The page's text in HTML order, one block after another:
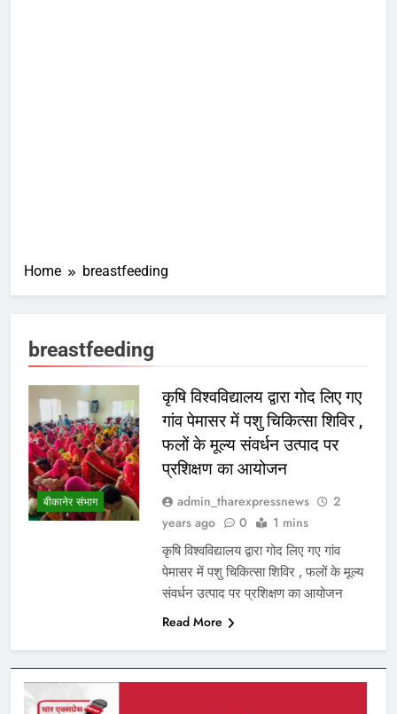
Home breastfeeding
breastfeeding
बीकानेर संभाग
कृषि विश्वविद्यालय द्वारा गोद लिए गए
गांव पेमासर में पशु चिकित्सा शिविर ,
फलों के मूल्य संवर्धन उत्पाद पर
प्रशिक्षण का आयोजन
admin_tharexpressnews
2
years ago
0 1 mins
कृषि विश्वविद्यालय द्वारा गोद लिए गए गांव
पेमासर में पशु चिकित्सा शिविर , फलों के मूल्य
संवर्धन उत्पाद पर प्रशिक्षण का आयोजन
Read More